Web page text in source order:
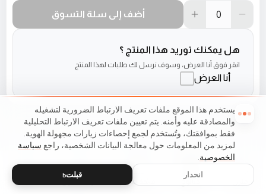
أضف إلى سلة التسوق
هل يمكنك توريد هذا المنتج ؟
انقر فوق أنا العرض، وسوف نرسل لك طلبات لهذا المنتج
أنا العرض
كتالوج قائمة طعام مفضلات
يستخدم هذا الموقع ملفات تعريف الارتباط الضرورية لتشغيله
والمصادقة عليه وأمنه. يتم تعيين ملفات تعريف الارتباط التحليلية
فقط بموافقتك، وتُستخدم لجمع إحصاءات زيارات مجهولة الهوية.
لمزيد من المعلومات حول معالجة البيانات الشخصية، راجع سياسة
الخصوصية.
انحدار قبلتь